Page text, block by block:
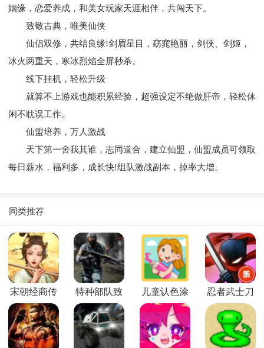
姻缘，恋爱养成，和美女玩家天涯相伴，共闯天下。
致敬古典，唯美仙侠
仙侣双修，共结良缘!剑眉星目，窈窕艳丽，剑侠、剑姬，
冰火两重天，寒冰烈焰全屏秒杀。
线下挂机，轻松升级
就算不上游戏也能积累经验，超强设定不绝做肝帝，轻松休
闲不耽误工作。
仙盟培养，万人激战
天下第一舍我其谁，志同道合，建立仙盟，仙盟成员可领取
每日薪水，福利多，成长快!组队激战副本，掉率大增。
同类推荐
宋朝经商传
特种部队致
命反击
儿童认色涂
鸦
忍者武士刀
剑传